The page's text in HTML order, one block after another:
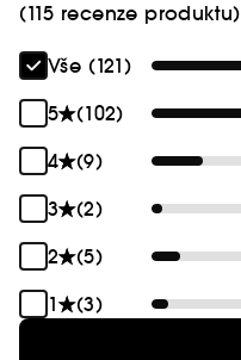
(115 recenze produktu)
Vše (121)
5
(102)
4
(9)
3
(2)
2
(5)
1
(3)